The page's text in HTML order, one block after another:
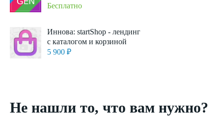
адаптивный шаблон
Бесплатно
Иннова: startShop - лендинг
с каталогом и корзиной
5 900 ₽
Не нашли то, что вам нужно?